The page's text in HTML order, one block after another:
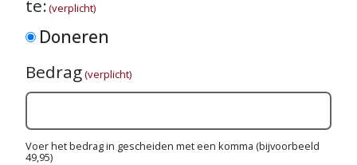
te:(verplicht)
Doneren
Bedrag(verplicht)
Voer het bedrag in gescheiden met een komma (bijvoorbeeld
49,95)